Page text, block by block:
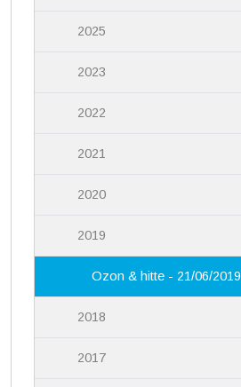
2025
2023
2022
2021
2020
2019
Ozon & hitte - 21/06/2019
2018
2017